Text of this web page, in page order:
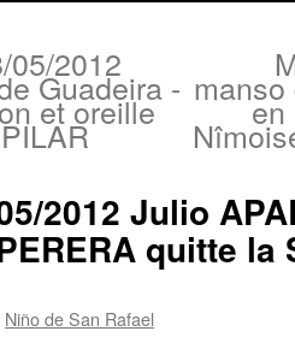
05/2012
Guadeira -
et oreille en
2012 Julio
quitte
Niño de San Rafael